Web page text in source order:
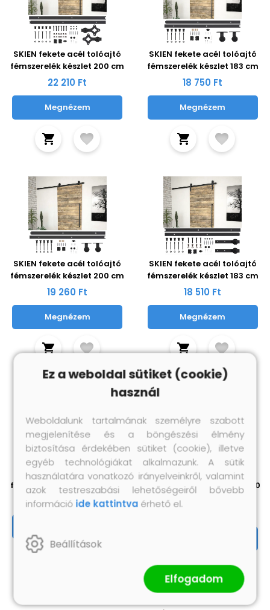
SKIEN fekete acél tolóajtó
fémszerelék készlet 200 cm
22 210 Ft
Megnézem
SKIEN fekete acél tolóajtó
fémszerelék készlet 183 cm
18 750 Ft
Megnézem
SKIEN fekete acél tolóajtó
fémszerelék készlet 200 cm
19 260 Ft
Megnézem
SKIEN fekete acél tolóajtó
fémszerelék készlet 183 cm
18 510 Ft
Megnézem
SKIEN fekete acél tolóajtó
fémszerelék készlet 200 cm
19 000 Ft
5 db barna L-alakú
alumínium lépcsőélvédő 90
cm
Ez a weboldal sütiket (cookie)
használ
Weboldalunk tartalmának személyre szabott
megjelenítése és a böngészési élmény
biztosítása érdekében sütiket (cookie), illetve
egyéb technológiákat alkalmazunk. A sütik
használatára vonatkozó irányelveinkről, valamint
azok testreszabási lehetőségeiről bővebb
információ ide kattintva érhető el.
Beállítások
Elfogadom